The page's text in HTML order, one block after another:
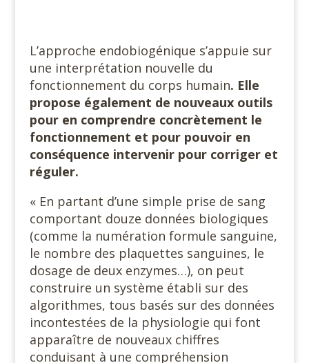
L’approche endobiogénique s’appuie sur
une interprétation nouvelle du
fonctionnement du corps humain. Elle
propose également de nouveaux outils
pour en comprendre concrètement le
fonctionnement et pour pouvoir en
conséquence intervenir pour corriger et
réguler.
« En partant d’une simple prise de sang
comportant douze données biologiques
(comme la numération formule sanguine,
le nombre des plaquettes sanguines, le
dosage de deux enzymes…), on peut
construire un système établi sur des
algorithmes, tous basés sur des données
incontestées de la physiologie qui font
apparaître de nouveaux chiffres
conduisant à une compréhension